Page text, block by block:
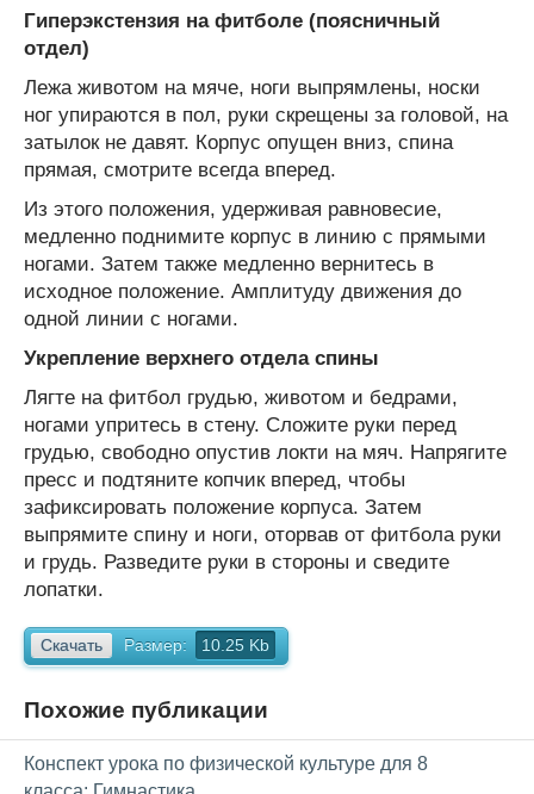
Гиперэкстензия на фитболе (поясничный
отдел)
Лежа животом на мяче, ноги выпрямлены, носки
ног упираются в пол, руки скрещены за головой, на
затылок не давят. Корпус опущен вниз, спина
прямая, смотрите всегда вперед.
Из этого положения, удерживая равновесие,
медленно поднимите корпус в линию с прямыми
ногами. Затем также медленно вернитесь в
исходное положение. Амплитуду движения до
одной линии с ногами.
Укрепление верхнего отдела спины
Лягте на фитбол грудью, животом и бедрами,
ногами упритесь в стену. Сложите руки перед
грудью, свободно опустив локти на мяч. Напрягите
пресс и подтяните копчик вперед, чтобы
зафиксировать положение корпуса. Затем
выпрямите спину и ноги, оторвав от фитбола руки
и грудь. Разведите руки в стороны и сведите
лопатки.
Скачать Размер: 10.25 Kb
Похожие публикации
Конспект урока по физической культуре для 8